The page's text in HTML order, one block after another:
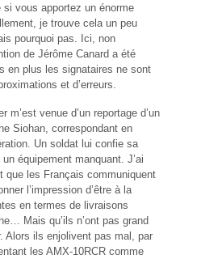
si vous apportez un énorme
je trouve cela un peu
pourquoi pas. Ici, non
de Jérôme Canard a été
en plus les signataires ne sont
et d’erreurs.
m’est venue d’un reportage d’un
Siohan, correspondant en
Un soldat lui confie sa
équipement manquant. J’ai
que les Français communiquent
l’impression d’être à la
en termes de livraisons
Mais qu’ils n’ont pas grand
Alors ils enjolivent pas mal, par
les AMX-10RCR comme